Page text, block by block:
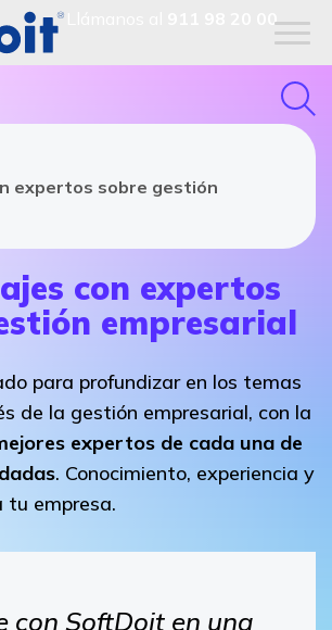
911 98 20 00
expertos sobre gestión
con expertos
empresarial
para profundizar en los temas
de la gestión empresarial, con la
expertos de cada una de
. Conocimiento, experiencia y
tu empresa.
con SoftDoit en una